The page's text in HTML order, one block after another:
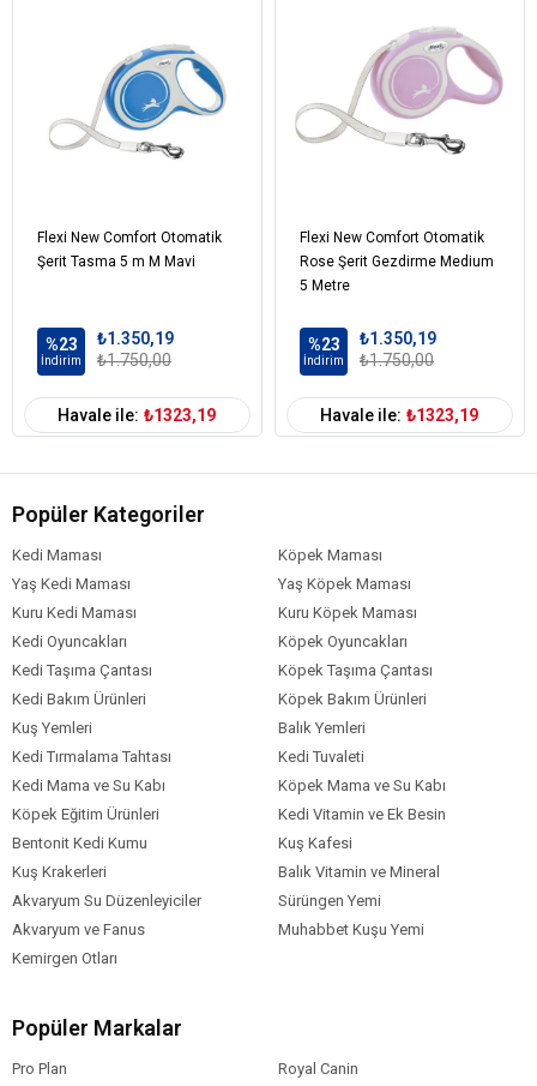
Flexi New Comfort Otomatik
Şerit Tasma 5 m M Mavi
%23
İndirim
₺1.350,19
₺1.750,00
Havale ile: ₺1323,19
Flexi New Comfort Otomatik
Rose Şerit Gezdirme Medium
5 Metre
%23
İndirim
₺1.350,19
₺1.750,00
Havale ile: ₺1323,19
Popüler Kategoriler
Kedi Maması
Köpek Maması
Yaş Kedi Maması
Yaş Köpek Maması
Kuru Kedi Maması
Kuru Köpek Maması
Kedi Oyuncakları
Köpek Oyuncakları
Kedi Taşıma Çantası
Köpek Taşıma Çantası
Kedi Bakım Ürünleri
Köpek Bakım Ürünleri
Kuş Yemleri
Balık Yemleri
Kedi Tırmalama Tahtası
Kedi Tuvaleti
Kedi Mama ve Su Kabı
Köpek Mama ve Su Kabı
Köpek Eğitim Ürünleri
Kedi Vitamin ve Ek Besin
Bentonit Kedi Kumu
Kuş Kafesi
Kuş Krakerleri
Balık Vitamin ve Mineral
Akvaryum Su Düzenleyiciler
Sürüngen Yemi
Akvaryum ve Fanus
Muhabbet Kuşu Yemi
Kemirgen Otları
Popüler Markalar
Pro Plan
Royal Canin